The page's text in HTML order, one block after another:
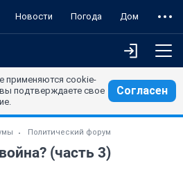
Новости Погода Дом
применяются cookie-
подтверждаете свое
Согласен
Политический форум
(часть 3)